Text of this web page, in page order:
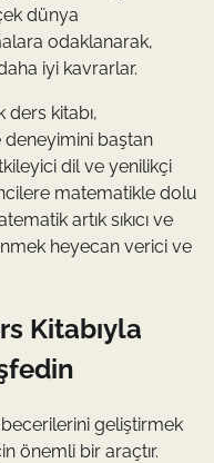
dünya
odaklanarak,
iyi kavrarlar.
kitabı,
baştan
dil ve yenilikçi
matematikle dolu
artık sıkıcı ve
heyecan verici ve
Kitabıyla
geliştirmek
önemli bir araçtır.